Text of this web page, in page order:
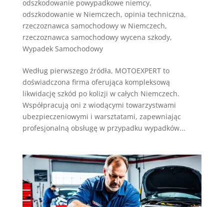
odszkodowanie powypadkowe niemcy,
odszkodowanie w Niemczech, opinia techniczna,
rzeczoznawca samochodowy w Niemczech,
rzeczoznawca samochodowy wycena szkody,
Wypadek Samochodowy
Według pierwszego źródła, MOTOEXPERT to
doświadczona firma oferująca kompleksową
likwidację szkód po kolizji w całych Niemczech.
Współpracują oni z wiodącymi towarzystwami
ubezpieczeniowymi i warsztatami, zapewniając
profesjonalną obsługę w przypadku wypadków...